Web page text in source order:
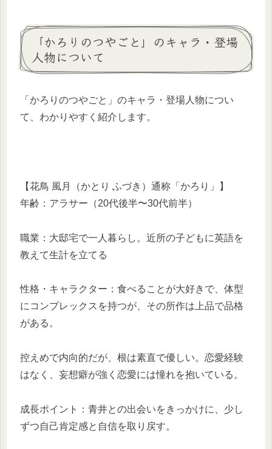
「かろりのつやごと」のキャラ・登場
人物について
「かろりのつやごと」のキャラ・登場人物につい
て、わかりやすく紹介します。
【花鳥 風月（かとり ふづき）通称「かろり」】
年齢：アラサー（20代後半〜30代前半）
職業：大邸宅で一人暮らし。近所の子どもに英語を
教えて生計を立てる
性格・キャラクター：食べることが大好きで、体型
にコンプレックスを持つが、その所作は上品で品格
がある。
控えめで内向的だが、根は素直で優しい。恋愛経験
はなく、妄想癖が強く恋愛には憧れを抱いている。
成長ポイント：青井との出会いをきっかけに、少し
ずつ自己肯定感と自信を取り戻す。